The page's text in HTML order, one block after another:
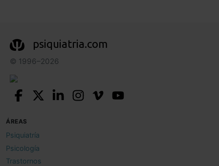
psiquiatria.com
© 1996–2026
ÁREAS
Psiquiatría
Psicología
Trastornos